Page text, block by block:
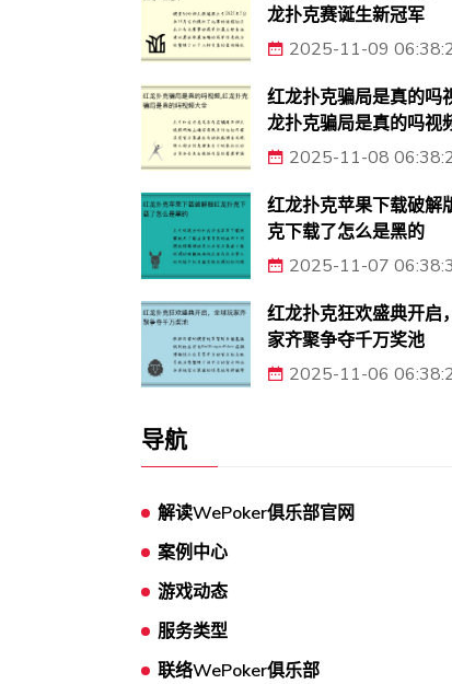
龙扑克赛诞生新冠军
2025-11-09
红龙扑克骗局是真的吗
龙扑克骗局是真的吗视
2025-11-08
红龙扑克苹果下载破解
克下载了怎么是黑的
2025-11-07
红龙扑克狂欢盛典开启
家齐聚争夺千万奖池
2025-11-06
导航
解读WePoker俱乐部官网
案例中心
游戏动态
服务类型
联络WePoker俱乐部